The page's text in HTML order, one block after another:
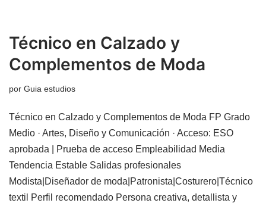
Técnico en Calzado y
Complementos de Moda
por Guia estudios
Técnico en Calzado y Complementos de Moda FP Grado
Medio · Artes, Diseño y Comunicación · Acceso: ESO
aprobada | Prueba de acceso Empleabilidad Media
Tendencia Estable Salidas profesionales
Modista|Diseñador de moda|Patronista|Costurero|Técnico
textil Perfil recomendado Persona creativa, detallista y